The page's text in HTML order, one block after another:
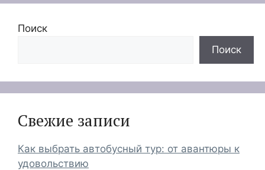
Поиск
Поиск
Свежие записи
Как выбрать автобусный тур: от авантюры к
удовольствию